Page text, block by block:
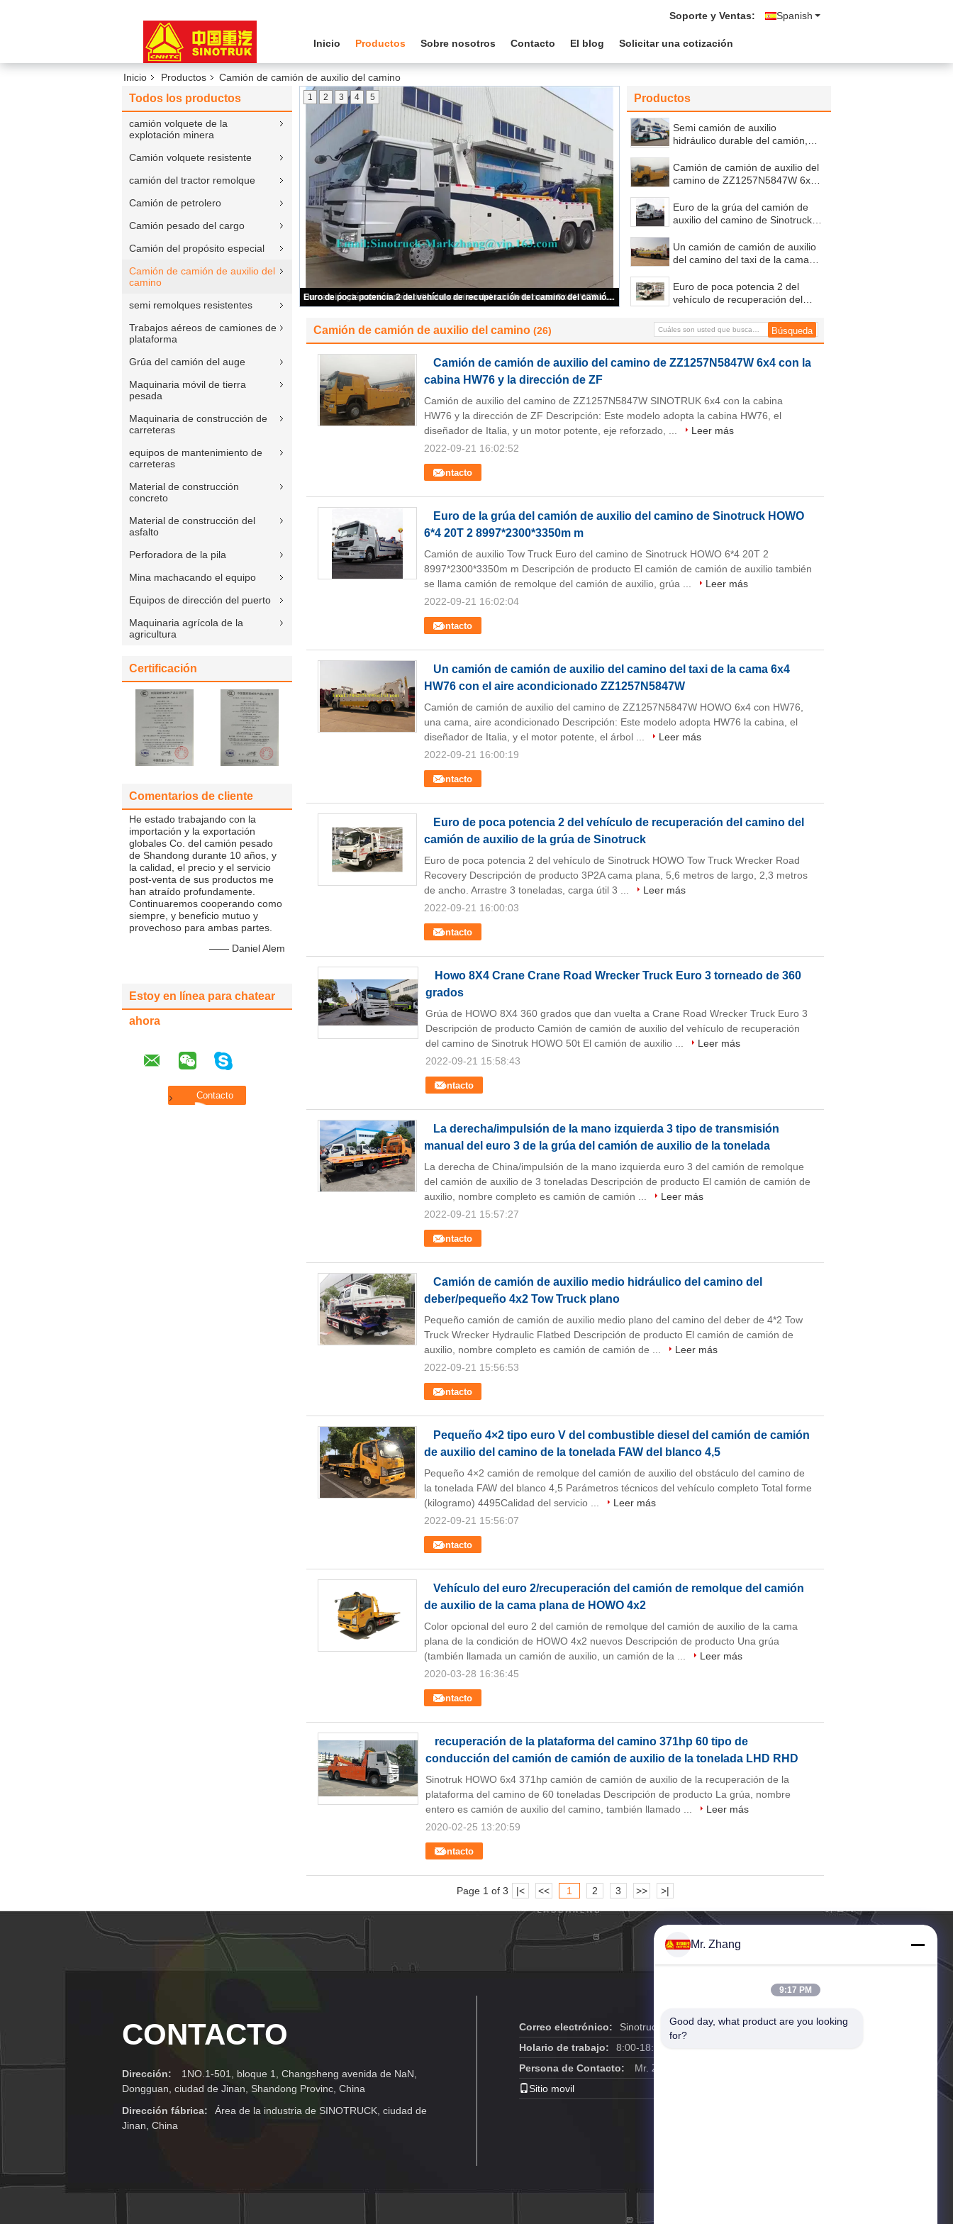
Spanish
Soporte y Ventas:
Inicio Productos Sobre nosotros Contacto El blog Solicitar una cotización
Inicio Productos Camión de camión de auxilio del camino
Todos los productos
camión volquete de la
explotación minera
Camión volquete resistente
camión del tractor remolque
Camión de petrolero
Camión pesado del cargo
Camión del propósito especial
Camión de camión de auxilio del
camino
semi remolques resistentes
Trabajos aéreos de camiones de
plataforma
Grúa del camión del auge
Maquinaria móvil de tierra
pesada
Maquinaria de construcción de
carreteras
equipos de mantenimiento de
carreteras
Material de construcción
concreto
Material de construcción del
asfalto
Perforadora de la pila
Mina machacando el equipo
Equipos de dirección del puerto
Maquinaria agrícola de la
agricultura
Certificación
Comentarios de cliente
He estado trabajando con la
importación y la exportación
globales Co. del camión pesado
de Shandong durante 10 años, y
la calidad, el precio y el servicio
post-venta de sus productos me
han atraído profundamente.
Continuaremos cooperando como
siempre, y beneficio mutuo y
provechoso para ambas partes.
—— Daniel Alem
Estoy en línea para chatear
ahora
Semi camión de auxilio hidráulico durable del camión, camión pesado de la recuperación de la ciudad de la tonelada 25-30
1 2 3 4 5 Productos
Semi camión de auxilio
hidráulico durable del camión,
recuperación de la ciudad de la
tonelada 25-30
Camión de camión de auxilio del
camino de ZZ1257N5847W 6x4
dirección de ZF
Euro de la grúa del camión de
auxilio del camino de Sinotruck
8997*2300*3350m m
Un camión de camión de auxilio
del camino del taxi de la cama
acondicionado ZZ1257N5847W
Euro de poca potencia 2 del
vehículo de recuperación del
la grúa de Sinotruck
Camión de camión de auxilio del camino (26)
Camión de camión de auxilio del camino de ZZ1257N5847W 6x4 con la
cabina HW76 y la dirección de ZF
Contacto
Camión de auxilio del camino de ZZ1257N5847W SINOTRUK 6x4 con la cabina
HW76 y la dirección de ZF Descripción: Este modelo adopta la cabina HW76, el
diseñador de Italia, y un motor potente, eje reforzado, ...
Leer más
2022-09-21 16:02:52
Euro de la grúa del camión de auxilio del camino de Sinotruck HOWO
6*4 20T 2 8997*2300*3350m m
Contacto
Camión de auxilio Tow Truck Euro del camino de Sinotruck HOWO 6*4 20T 2
8997*2300*3350m m Descripción de producto El camión de camión de auxilio también
se llama camión de remolque del camión de auxilio, grúa ...
Leer más
2022-09-21 16:02:04
Un camión de camión de auxilio del camino del taxi de la cama 6x4
HW76 con el aire acondicionado ZZ1257N5847W
Contacto
Camión de camión de auxilio del camino de ZZ1257N5847W HOWO 6x4 con HW76,
una cama, aire acondicionado Descripción: Este modelo adopta HW76 la cabina, el
diseñador de Italia, y el motor potente, el árbol ...
Leer más
2022-09-21 16:00:19
Euro de poca potencia 2 del vehículo de recuperación del camino del
camión de auxilio de la grúa de Sinotruck
Contacto
Euro de poca potencia 2 del vehículo de Sinotruck HOWO Tow Truck Wrecker Road
Recovery Descripción de producto 3P2A cama plana, 5,6 metros de largo, 2,3 metros
de ancho. Arrastre 3 toneladas, carga útil 3 ...
Leer más
2022-09-21 16:00:03
Howo 8X4 Crane Crane Road Wrecker Truck Euro 3 torneado de 360
grados
Contacto
Grúa de HOWO 8X4 360 grados que dan vuelta a Crane Road Wrecker Truck Euro 3
Descripción de producto Camión de camión de auxilio del vehículo de recuperación
del camino de Sinotruk HOWO 50t El camión de auxilio ...
Leer más
2022-09-21 15:58:43
La derecha/impulsión de la mano izquierda 3 tipo de transmisión
manual del euro 3 de la grúa del camión de auxilio de la tonelada
Contacto
La derecha de China/impulsión de la mano izquierda euro 3 del camión de remolque
del camión de auxilio de 3 toneladas Descripción de producto El camión de camión de
auxilio, nombre completo es camión de camión ...
Leer más
2022-09-21 15:57:27
Camión de camión de auxilio medio hidráulico del camino del
deber/pequeño 4x2 Tow Truck plano
Contacto
Pequeño camión de camión de auxilio medio plano del camino del deber de 4*2 Tow
Truck Wrecker Hydraulic Flatbed Descripción de producto El camión de camión de
auxilio, nombre completo es camión de camión de ...
Leer más
2022-09-21 15:56:53
Pequeño 4×2 tipo euro V del combustible diesel del camión de camión
de auxilio del camino de la tonelada FAW del blanco 4,5
Contacto
Pequeño 4×2 camión de remolque del camión de auxilio del obstáculo del camino de
la tonelada FAW del blanco 4,5 Parámetros técnicos del vehículo completo Total forme
(kilogramo) 4495Calidad del servicio ...
Leer más
2022-09-21 15:56:07
Vehículo del euro 2/recuperación del camión de remolque del camión
de auxilio de la cama plana de HOWO 4x2
Contacto
Color opcional del euro 2 del camión de remolque del camión de auxilio de la cama
plana de la condición de HOWO 4x2 nuevos Descripción de producto Una grúa
(también llamada un camión de auxilio, un camión de la ...
Leer más
2020-03-28 16:36:45
recuperación de la plataforma del camino 371hp 60 tipo de
conducción del camión de camión de auxilio de la tonelada LHD RHD
Contacto
Sinotruk HOWO 6x4 371hp camión de camión de auxilio de la recuperación de la
plataforma del camino de 60 toneladas Descripción de producto La grúa, nombre
entero es camión de auxilio del camino, también llamado ...
Leer más
2020-02-25 13:20:59
Page 1 of 3 |< << 1 2 3 >> >|
CONTACTO
Dirección:
1NO.1-501, bloque 1, Changsheng avenida de NaN,
Dongguan, ciudad de Jinan, Shandong Provinc, China
Dirección fábrica:
Área de la industria de SINOTRUCK, ciudad de
Jinan, China
Correo electrónico:
Sinotruck-Markzhang@vip.163.com
Holario de trabajo:
8:00-18:00
Persona de Contacto:
Mr. Zhang
Sitio movil
Mr. Zhang
9:17 PM
Good day, what product are you looking
for?